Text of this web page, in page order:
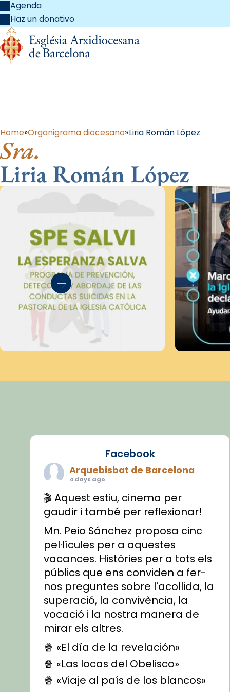
Agenda
Haz un donativo
Home Organigrama diocesano Liria Román López
Sra.
Liria Román López
Facebook
Arquebisbat de Barcelona
4 days ago
🎬 Aquest estiu, cinema per
gaudir i també per reflexionar!
Mn. Peio Sánchez proposa cinc
pel·lícules per a aquestes
vacances. Històries per a tots els
públics que ens conviden a fer-
nos preguntes sobre l'acollida, la
superació, la convivència, la
vocació i la nostra manera de
mirar els altres.
🍿 «El día de la revelación»
🍿 «Las locas del Obelisco»
🍿 «Viaje al país de los blancos»